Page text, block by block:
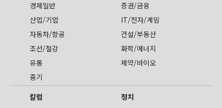
경제일반
증권/금융
산업/기업
IT/전자/게임
자동차/항공
건설/부동산
조선/철강
화학/에너지
유통
제약/바이오
중기
칼럼
정치